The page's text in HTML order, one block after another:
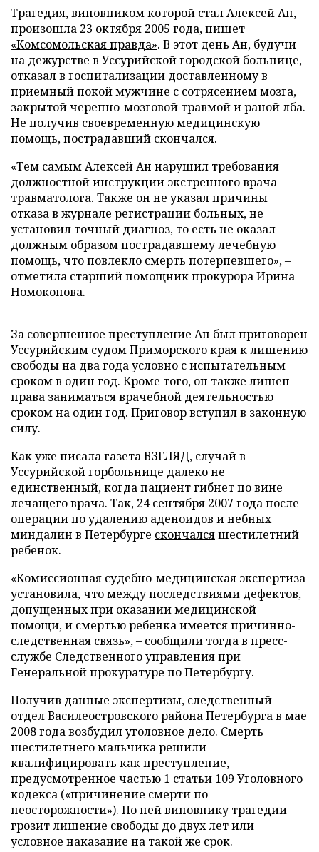
Трагедия, виновником которой стал Алексей Ан,
произошла 23 октября 2005 года, пишет
«Комсомольская правда». В этот день Ан, будучи
на дежурстве в Уссурийской городской больнице,
отказал в госпитализации доставленному в
приемный покой мужчине с сотрясением мозга,
закрытой черепно-мозговой травмой и раной лба.
Не получив своевременную медицинскую
помощь, пострадавший скончался.
«Тем самым Алексей Ан нарушил требования
должностной инструкции экстренного врача-
травматолога. Также он не указал причины
отказа в журнале регистрации больных, не
установил точный диагноз, то есть не оказал
должным образом пострадавшему лечебную
помощь, что повлекло смерть потерпевшего», –
отметила старший помощник прокурора Ирина
Номоконова.
За совершенное преступление Ан был приговорен
Уссурийским судом Приморского края к лишению
свободы на два года условно с испытательным
сроком в один год. Кроме того, он также лишен
права заниматься врачебной деятельностью
сроком на один год. Приговор вступил в законную
силу.
Как уже писала газета ВЗГЛЯД, случай в
Уссурийской горбольнице далеко не
единственный, когда пациент гибнет по вине
лечащего врача. Так, 24 сентября 2007 года после
операции по удалению аденоидов и небных
миндалин в Петербурге скончалсяшестилетний
ребенок.
«Комиссионная судебно-медицинская экспертиза
установила, что между последствиями дефектов,
допущенных при оказании медицинской
помощи, и смертью ребенка имеется причинно-
следственная связь», – сообщили тогда в пресс-
службе Следственного управления при
Генеральной прокуратуре по Петербургу.
Получив данные экспертизы, следственный
отдел Василеостровского района Петербурга в мае
2008 года возбудил уголовное дело. Смерть
шестилетнего мальчика решили
квалифицировать как преступление,
предусмотренное частью 1 статьи 109 Уголовного
кодекса («причинение смерти по
неосторожности»). По ней виновнику трагедии
грозит лишение свободы до двух лет или
условное наказание на такой же срок.